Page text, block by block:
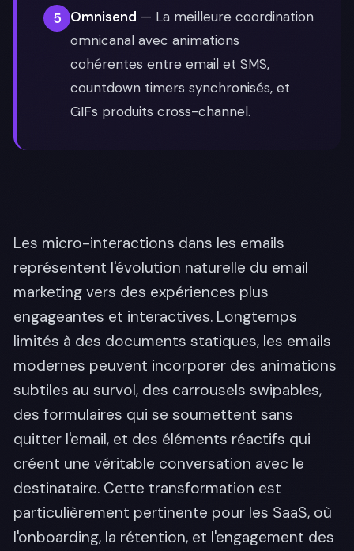
5 Omnisend — La meilleure coordination
omnicanal avec animations
cohérentes entre email et SMS,
countdown timers synchronisés, et
GIFs produits cross-channel.
Les micro-interactions dans les emails
représentent l'évolution naturelle du email
marketing vers des expériences plus
engageantes et interactives. Longtemps
limités à des documents statiques, les emails
modernes peuvent incorporer des animations
subtiles au survol, des carrousels swipables,
des formulaires qui se soumettent sans
quitter l'email, et des éléments réactifs qui
créent une véritable conversation avec le
destinataire. Cette transformation est
particulièrement pertinente pour les SaaS, où
l'onboarding, la rétention, et l'engagement des